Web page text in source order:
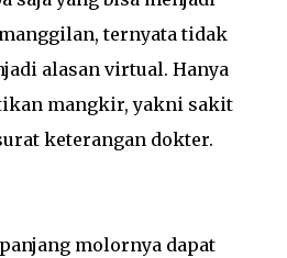
ternyata tidak
alasan virtual. Hanya
mangkir, yakni sakit
keterangan dokter.
molornya dapat